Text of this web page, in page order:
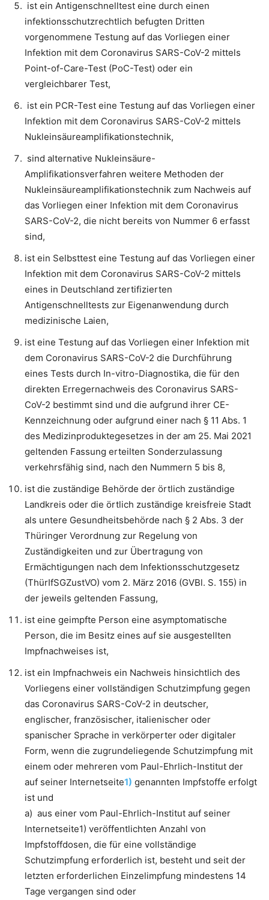
ist ein Antigenschnelltest eine durch einen
infektionsschutzrechtlich befugten Dritten
vorgenommene Testung auf das Vorliegen einer
Infektion mit dem Coronavirus SARS-CoV-2 mittels
Point-of-Care-Test (PoC-Test) oder ein
vergleichbarer Test,
ist ein PCR-Test eine Testung auf das Vorliegen einer
Infektion mit dem Coronavirus SARS-CoV-2 mittels
Nukleinsäureamplifikationstechnik,
sind alternative Nukleinsäure-
Amplifikationsverfahren weitere Methoden der
Nukleinsäureamplifikationstechnik zum Nachweis auf
das Vorliegen einer Infektion mit dem Coronavirus
SARS-CoV-2, die nicht bereits von Nummer 6 erfasst
sind,
ist ein Selbsttest eine Testung auf das Vorliegen einer
Infektion mit dem Coronavirus SARS-CoV-2 mittels
eines in Deutschland zertifizierten
Antigenschnelltests zur Eigenanwendung durch
medizinische Laien,
ist eine Testung auf das Vorliegen einer Infektion mit
dem Coronavirus SARS-CoV-2 die Durchführung
eines Tests durch In-vitro-Diagnostika, die für den
direkten Erregernachweis des Coronavirus SARS-
CoV-2 bestimmt sind und die aufgrund ihrer CE-
Kennzeichnung oder aufgrund einer nach § 11 Abs. 1
des Medizinproduktegesetzes in der am 25. Mai 2021
geltenden Fassung erteilten Sonderzulassung
verkehrsfähig sind, nach den Nummern 5 bis 8,
ist die zuständige Behörde der örtlich zuständige
Landkreis oder die örtlich zuständige kreisfreie Stadt
als untere Gesundheitsbehörde nach § 2 Abs. 3 der
Thüringer Verordnung zur Regelung von
Zuständigkeiten und zur Übertragung von
Ermächtigungen nach dem Infektionsschutzgesetz
(ThürIfSGZustVO) vom 2. März 2016 (GVBl. S. 155) in
der jeweils geltenden Fassung,
ist eine geimpfte Person eine asymptomatische
Person, die im Besitz eines auf sie ausgestellten
Impfnachweises ist,
ist ein Impfnachweis ein Nachweis hinsichtlich des
Vorliegens einer vollständigen Schutzimpfung gegen
das Coronavirus SARS-CoV-2 in deutscher,
englischer, französischer, italienischer oder
spanischer Sprache in verkörperter oder digitaler
Form, wenn die zugrundeliegende Schutzimpfung mit
einem oder mehreren vom Paul-Ehrlich-Institut der
auf seiner Internetseite1) genannten Impfstoffe erfolgt
ist und
a) aus einer vom Paul-Ehrlich-Institut auf seiner
Internetseite1) veröffentlichten Anzahl von
Impfstoffdosen, die für eine vollständige
Schutzimpfung erforderlich ist, besteht und seit der
letzten erforderlichen Einzelimpfung mindestens 14
Tage vergangen sind oder